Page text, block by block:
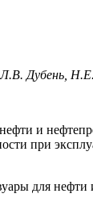
Дубень,
и
при
для